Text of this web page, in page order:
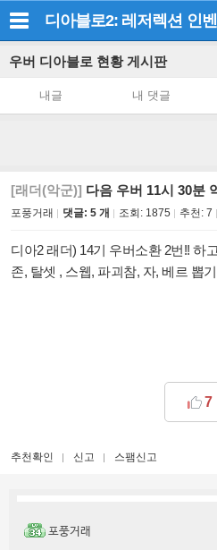
디아블로2: 레저렉션 인벤
우버 디아블로 현황 게시판
내글 내 댓글
[래더(악군)] 다음 우버 11시 30분
포풍거래 댓글: 5 개 조회: 1875 추천: 7
디아2 래더) 14기 우버소환 2번!! 하
존, 탈셋 , 스웹, 파괴참, 자, 베르 뽑
7
추천확인 신고 스팸신고
포풍거래